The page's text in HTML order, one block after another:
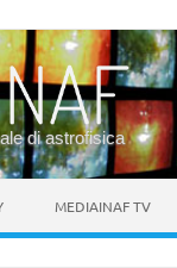
di astrofisica
MEDIAINAF TV